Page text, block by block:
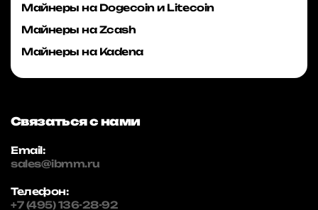
Майнеры на Dogecoin и Litecoin
Майнеры на Zcash
Майнеры на Kadena
Связаться с нами
Email:
sales@ibmm.ru
Телефон:
+7 (495) 136-28-92